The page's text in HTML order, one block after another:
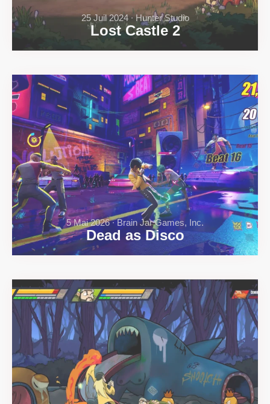
Lost Castle 2
25 Juil 2024 ∙ Hunter Studio
Dead as Disco
5 Mai 2026 ∙ Brain Jar Games, Inc.